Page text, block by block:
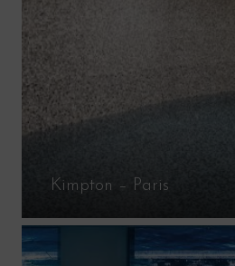
Kimpton – Paris